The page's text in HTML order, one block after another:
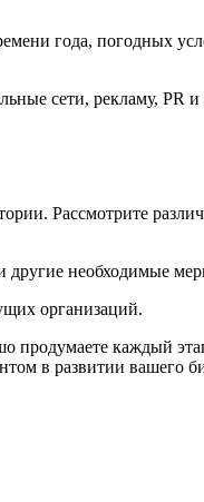
года, погодных
сети, рекламу, PR
Рассмотрите
другие необходимые
организаций.
продумаете каждый
в развитии вашего